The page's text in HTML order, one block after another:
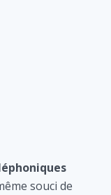
souci de